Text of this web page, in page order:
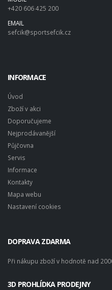
+420 606 425 200
EMAIL
sefcik@sportsefcik.cz
INFORMACE
Úvod
Zboží v akci
Doporučujeme
Nejprodávanější
Půjčovna
Servis
Informace
Kontakty
Mapa webu
Nastavení cookies
DOPRAVA ZDARMA
Při nákupu zboží v hodnotě nad
3D PROHLÍDKA PRODEJNY